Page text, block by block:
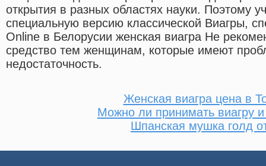
открытия в разных областях науки. Поэтому
специальную версию классической Виагры,
Online в Белорусии женская виагра Не
средство тем женщинам, которые имеют
недостаточность.
Женская виагра цена в
Можно ли принимать виагру и
Шпанская мушка голд